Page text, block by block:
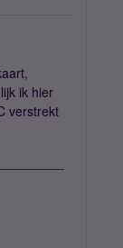
ik hier
verstrekt